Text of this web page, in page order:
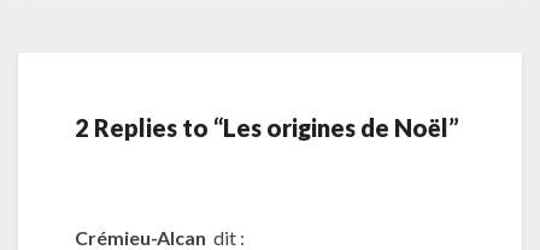
2 Replies to “Les origines de Noël”
Crémieu-Alcan dit :